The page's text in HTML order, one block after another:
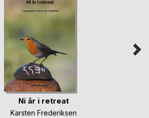
Ni år i retreat
Karsten Frederiksen